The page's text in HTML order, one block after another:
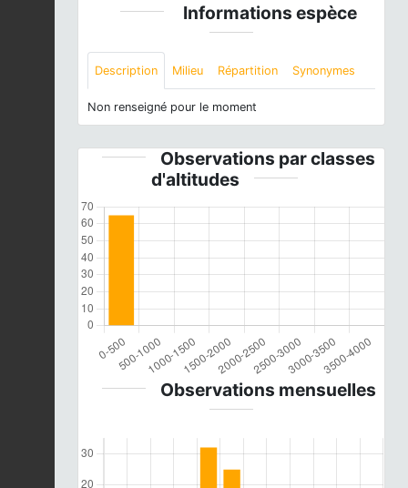
Informations espèce
Description Milieu Répartition Synonymes
Non renseigné pour le moment
Observations par classes
d'altitudes
Observations mensuelles